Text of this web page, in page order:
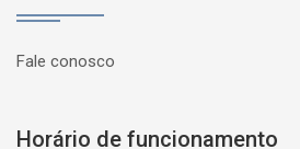
Fale conosco
Horário de funcionamento